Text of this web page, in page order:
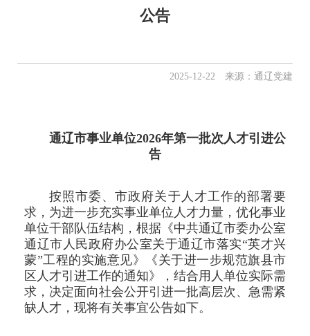
公告
2025-12-22 来源：通辽党建
通辽市事业单位2026年第一批次人才引进公
告
按照市委、市政府关于人才工作的部署要
求，为进一步充实事业单位人才力量，优化事业
单位干部队伍结构，根据《中共通辽市委办公室
通辽市人民政府办公室关于通辽市落实“英才兴
蒙”工程的实施意见》《关于进一步规范旗县市
区人才引进工作的通知》，结合用人单位实际需
求，决定面向社会公开引进一批高层次、急需紧
缺人才，现将有关事宜公告如下。